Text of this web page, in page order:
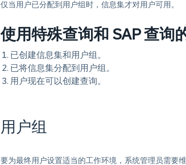
仅当用户已分配到用户组时，信息集才对用户可用。
使用特殊查询和 SAP 查询
已创建信息集和用户组。
已将信息集分配到用户组。
用户现在可以创建查询。
用户组
要为最终用户设置适当的工作环境，系统管理员需要